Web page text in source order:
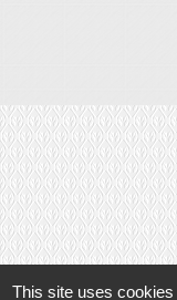
This site uses